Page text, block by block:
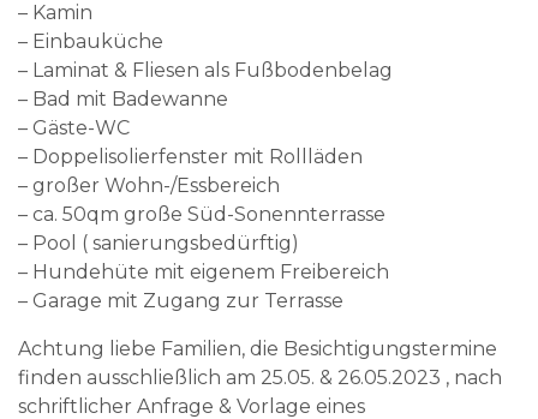
– Kamin
– Einbauküche
– Laminat & Fliesen als Fußbodenbelag
– Bad mit Badewanne
– Gäste-WC
– Doppelisolierfenster mit Rollläden
– großer Wohn-/Essbereich
– ca. 50qm große Süd-Sonennterrasse
– Pool ( sanierungsbedürftig)
– Hundehüte mit eigenem Freibereich
– Garage mit Zugang zur Terrasse
Achtung liebe Familien, die Besichtigungstermine
finden ausschließlich am 25.05. & 26.05.2023 , nach
schriftlicher Anfrage & Vorlage eines